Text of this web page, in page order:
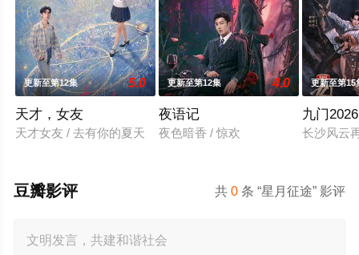
更新至第12集 5.0
天才，女友
天才女友 / 去有你的夏天
更新至第12集 4.0
夜语记
夜色暗香 / 惊欢
更新至第15
九门2026
长沙风云
共0 条 “星月征途” 影评
豆瓣影评